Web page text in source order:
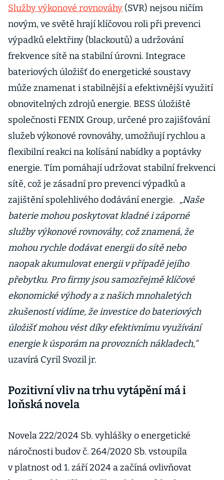
Služby výkonové rovnováhy (SVR) nejsou ničím
novým, ve světě hrají klíčovou roli při prevenci
výpadků elektřiny (blackoutů) a udržování
frekvence sítě na stabilní úrovni. Integrace
bateriových úložišť do energetické soustavy
může znamenat i stabilnější a efektivnější využití
obnovitelných zdrojů energie. BESS úložiště
společnosti FENIX Group, určené pro zajišťování
služeb výkonové rovnováhy, umožňují rychlou a
flexibilní reakci na kolísání nabídky a poptávky
energie. Tím pomáhají udržovat stabilní frekvenci
sítě, což je zásadní pro prevenci výpadků a
zajištění spolehlivého dodávání energie. „Naše
baterie mohou poskytovat kladné i záporné
služby výkonové rovnováhy, což znamená, že
mohou rychle dodávat energii do sítě nebo
naopak akumulovat energii v případě jejího
přebytku. Pro firmy jsou samozřejmě klíčové
ekonomické výhody a z našich mnohaletých
zkušeností vidíme, že investice do bateriových
úložišť mohou vést díky efektivnímu využívání
energie k úsporám na provozních nákladech,“
uzavírá Cyril Svozil jr.
Pozitivní vliv na trhu vytápění má i
loňská novela
Novela 222/2024 Sb. vyhlášky o energetické
náročnosti budov č. 264/2020 Sb. vstoupila
v platnost od 1. září 2024 a začíná ovlivňovat